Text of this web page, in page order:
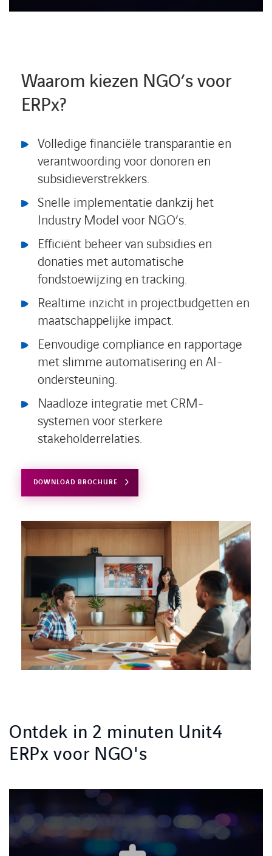
Waarom kiezen NGO’s voor
ERPx?
Volledige financiële transparantie en
verantwoording voor donoren en
subsidieverstrekkers.
Snelle implementatie dankzij het
Industry Model voor NGO’s.
Efficiënt beheer van subsidies en
donaties met automatische
fondstoewijzing en tracking.
Realtime inzicht in projectbudgetten en
maatschappelijke impact.
Eenvoudige compliance en rapportage
met slimme automatisering en AI-
ondersteuning.
Naadloze integratie met CRM-
systemen voor sterkere
stakeholderrelaties.
DOWNLOAD BROCHURE
Ontdek in 2 minuten Unit4
ERPx voor NGO's